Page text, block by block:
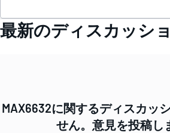
最新のディスカッシ
MAX6632に関するディスカッ
せん。意見を投稿し